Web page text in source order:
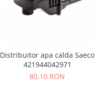
Distribuitor apa calda Saeco
421944042971
80,10 RON